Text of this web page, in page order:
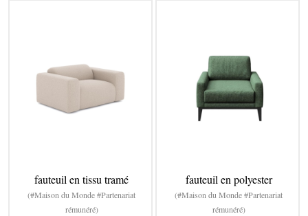
fauteuil en tissu tramé
(#Maison du Monde #Partenariat
rémunéré)
fauteuil en polyester
(#Maison du Monde #Partenariat
rémunéré)